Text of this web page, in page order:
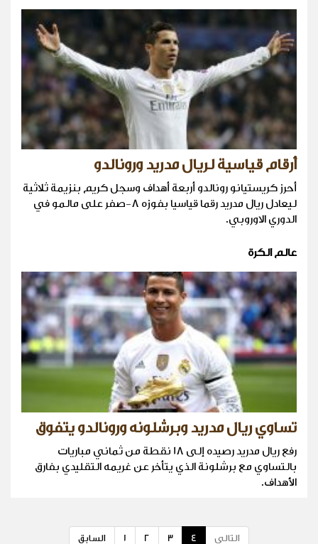
أرقام قياسية لريال مدريد ورونالدو
أحرز كريستيانو رونالدو أربعة أهداف وسجل كريم بنزيمة ثلاثية
ليعادل ريال مدريد رقما قياسيا بفوزه 8-صفر على مالمو في
الدوري الاوروبي.
عالم الكرة
تساوي ريال مدريد وبرشلونه ورونالدو يتفوق
رفع ريال مدريد رصيده إلى 18 نقطة من ثماني مباريات
بالتساوي مع برشلونة الذي يتأخر عن غريمه التقليدي بفارق
الأهداف.
السابق 1 2 3 4 التالي